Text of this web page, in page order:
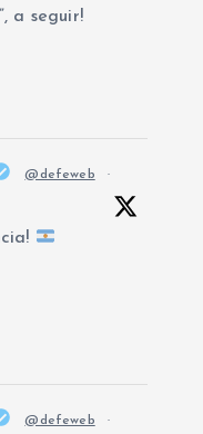
a seguir!
@defeweb ·
@defeweb ·